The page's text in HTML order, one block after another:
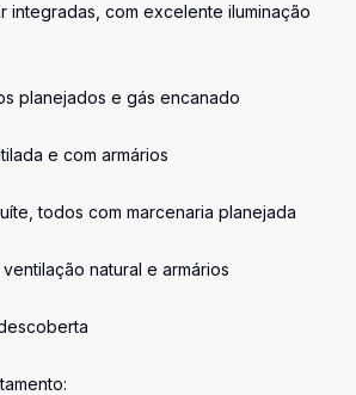
integradas, com excelente iluminação
planejados e gás encanado
e com armários
todos com marcenaria planejada
natural e armários